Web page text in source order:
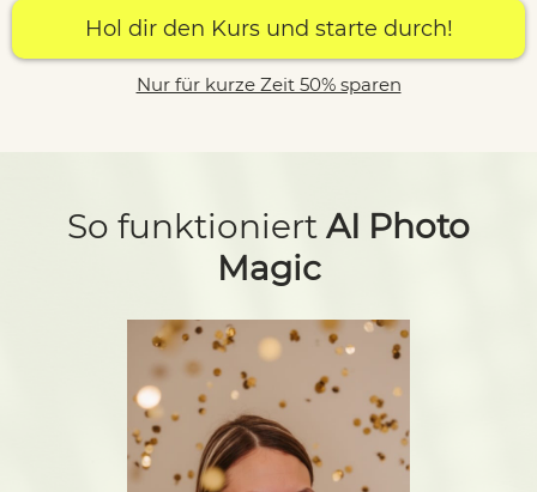
Hol dir den Kurs und starte durch!
Nur für kurze Zeit 50% sparen
So funktioniert AI Photo
Magic